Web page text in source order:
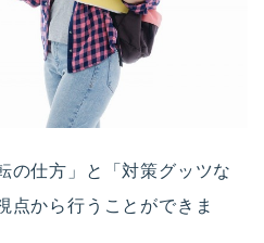
の仕方」と「対策グッツな
点から行うことができま